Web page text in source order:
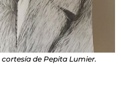
de Pepita Lumier.